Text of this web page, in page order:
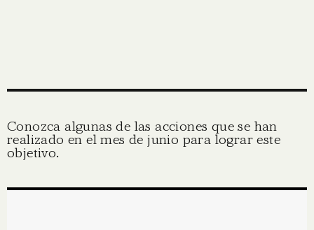
Conozca algunas de las acciones que se han
realizado en el mes de junio para lograr este
objetivo.